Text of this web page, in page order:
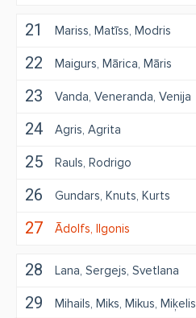
21 Mariss Matīss Modris
22 Maigurs Mārica Māris
23 Vanda Veneranda Venija
24 Agris Agrita
25 Rauls Rodrigo
26 Gundars Knuts Kurts
27 Ādolfs Ilgonis
28 Lana Sergejs Svetlana
29 Mihails Miks Mikus Miķelis